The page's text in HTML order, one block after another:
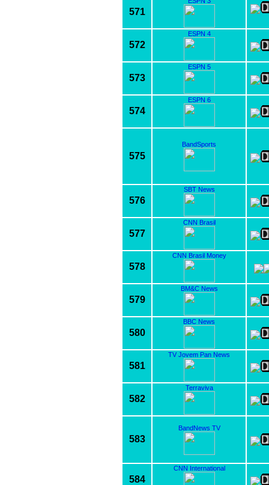
571
572
ESPN 4
573
ESPN 5
574
ESPN 6
575
BandSports
576
SBT News
577
CNN Brasil
578
CNN Brasil Money
579
BM&C News
580
BBC News
581
TV Jovem Pan News
582
Terraviva
583
BandNews TV
584
CNN International